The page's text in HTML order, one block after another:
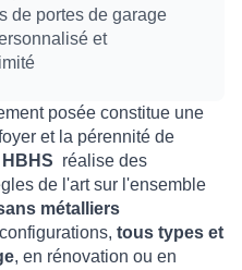
de portes de garage
et
posée constitue une
et la pérennité de
HBHS réalise des
de l'art sur l'ensemble
métalliers
tous types et
, en rénovation ou en